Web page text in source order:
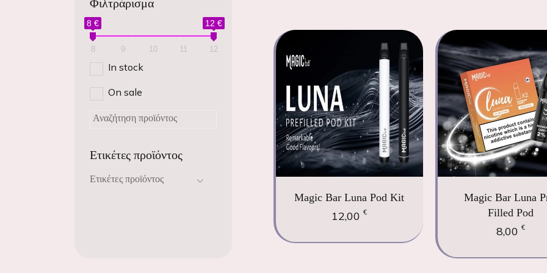
Magic Bar Luna Pod Kit
12,00€
Magic Bar Luna
Filled Pod
8,00€
Φιλτράρισμα
8 € 12 €
8 9 10 11 12
In stock
On sale
Ετικέτες προϊόντος
Ετικέτες προϊόντος